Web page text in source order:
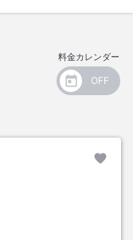
料金カレンダー